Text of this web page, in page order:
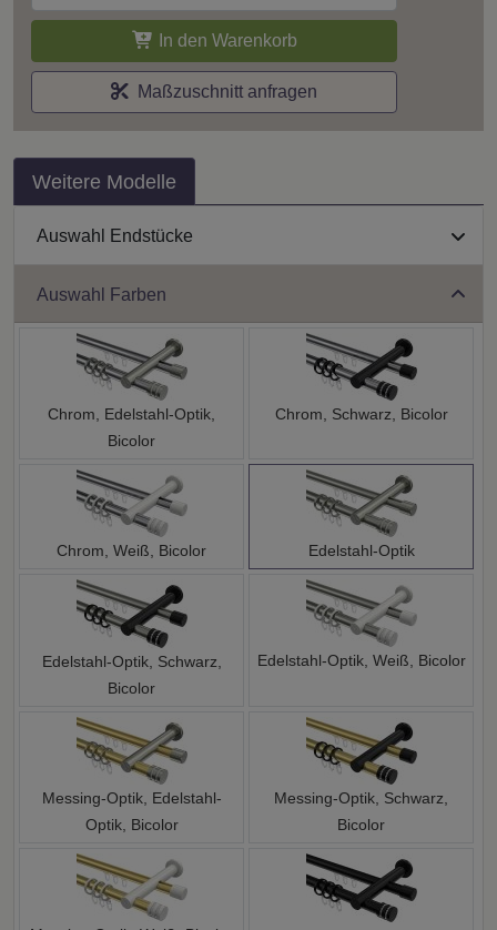
In den Warenkorb
Maßzuschnitt anfragen
Weitere Modelle
Auswahl Endstücke
Auswahl Farben
Chrom, Edelstahl-Optik,
Bicolor
Chrom, Schwarz, Bicolor
Chrom, Weiß, Bicolor Edelstahl-Optik
Edelstahl-Optik, Schwarz,
Bicolor
Edelstahl-Optik, Weiß, Bicolor
Messing-Optik, Edelstahl-
Optik, Bicolor
Messing-Optik, Schwarz,
Bicolor